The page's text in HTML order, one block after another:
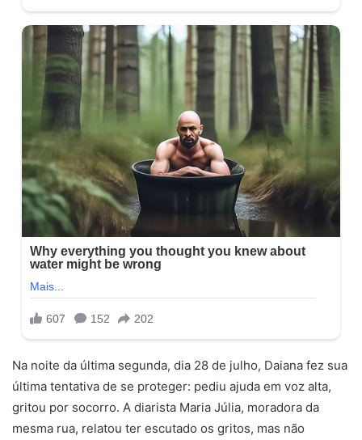
Na noite da última segunda, dia 28 de julho, Daiana fez sua
última tentativa de se proteger: pediu ajuda em voz alta,
gritou por socorro. A diarista Maria Júlia, moradora da
mesma rua, relatou ter escutado os gritos, mas não